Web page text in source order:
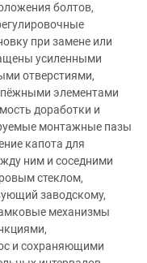
болтов,
при замене или
усиленными
отверстиями,
элементами
доработки и
монтажные пазы
капота для
ним и соседними
стеклом,
заводскому,
механизмы
и сохраняющими